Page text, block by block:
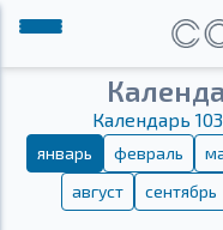
Календарь
январь февраль
август
сентябрь